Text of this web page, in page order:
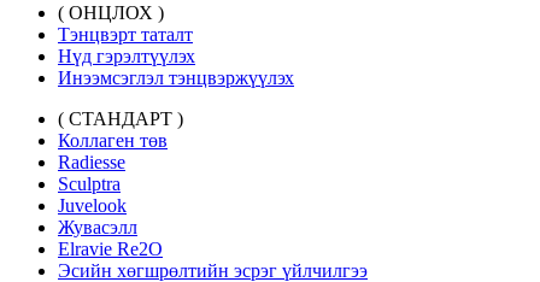
( ОНЦЛОХ )
Тэнцвэрт таталт
Нүд гэрэлтүүлэх
Инээмсэглэл тэнцвэржүүлэх
( СТАНДАРТ )
Коллаген төв
Radiesse
Sculptra
Juvelook
Жувасэлл
Elravie Re2O
Эсийн хөгшрөлтийн эсрэг үйлчилгээ